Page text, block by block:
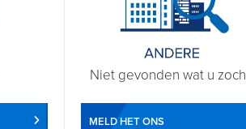
Niet gevonden wat u
MELD HET ONS